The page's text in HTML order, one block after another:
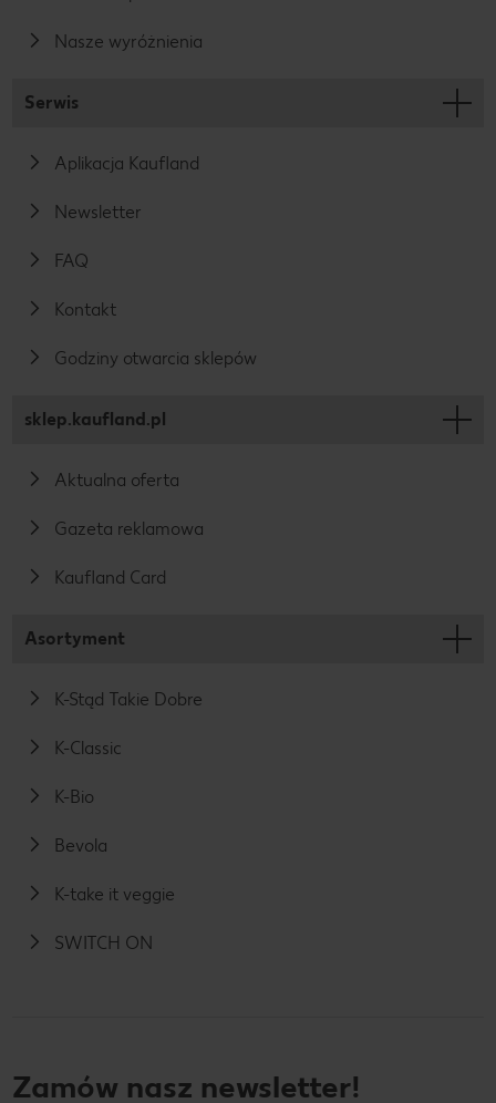
Nasze wyróżnienia
Serwis
Aplikacja Kaufland
Newsletter
FAQ
Kontakt
Godziny otwarcia sklepów
sklep.kaufland.pl
Aktualna oferta
Gazeta reklamowa
Kaufland Card
Asortyment
K-Stąd Takie Dobre
K-Classic
K-Bio
Bevola
K-take it veggie
SWITCH ON
Zamów nasz newsletter!